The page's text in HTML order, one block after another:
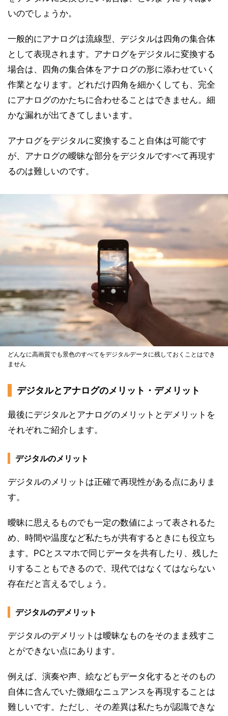
いのでしょうか。
一般的にアナログは流線型、デジタルは四角の集合体
として表現されます。アナログをデジタルに変換する
場合は、四角の集合体をアナログの形に添わせていく
作業となります。どれだけ四角を細かくしても、完全
にアナログのかたちに合わせることはできません。細
かな漏れが出てきてしまいます。
アナログをデジタルに変換すること自体は可能です
が、アナログの曖昧な部分をデジタルですべて再現す
るのは難しいのです。
どんなに高画質でも景色のすべてをデジタルデータに残しておくことはでき
ません
デジタルとアナログのメリット・デメリット
最後にデジタルとアナログのメリットとデメリットを
それぞれご紹介します。
デジタルのメリット
デジタルのメリットは正確で再現性がある点にありま
す。
曖昧に思えるものでも一定の数値によって表されるた
め、時間や温度など私たちが共有するときにも役立ち
ます。PCとスマホで同じデータを共有したり、残した
りすることもできるので、現代ではなくてはならない
存在だと言えるでしょう。
デジタルのデメリット
デジタルのデメリットは曖昧なものをそのまま残すこ
とができない点にあります。
例えば、演奏や声、絵などもデータ化するとそのもの
自体に含んでいた微細なニュアンスを再現することは
難しいです。ただし、その差異は私たちが認識できな